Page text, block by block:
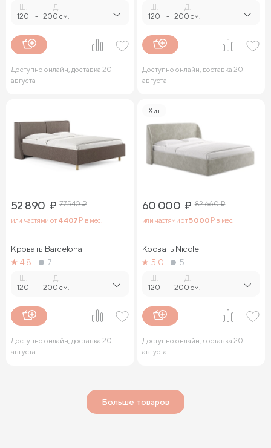
120 -
Д.
200 см.
Доступно онлайн, доставка 20
августа
120 -
Д.
200 см.
Доступно онлайн, доставка 20
августа
52 890 ₽ 77 540₽
или частями от 4 407₽ в мес.
Кровать Barcelona
4.8
7
Ш.
120 -
Д.
200 см.
Доступно онлайн, доставка 20
августа
Хит
60 000 ₽ 82 660₽
или частями от5 000₽ в мес.
Кровать Nicole
5.0
5
Ш.
120 -
Д.
200 см.
Доступно онлайн, доставка 20
августа
Больше товаров